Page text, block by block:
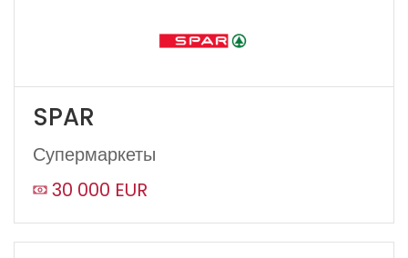
SPAR
Супермаркеты
30 000 EUR